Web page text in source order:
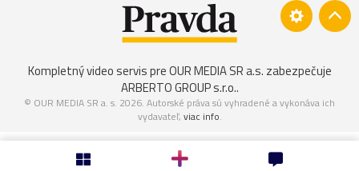
Kompletný video servis pre OUR MEDIA SR a.s. zabezpečuje
ARBERTO GROUP s.r.o..
© OUR MEDIA SR a. s. 2026. Autorské práva sú vyhradené a vykonáva ich
vydavateľ, viac info.